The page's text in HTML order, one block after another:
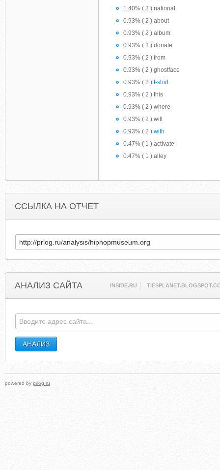
1.40% ( 3 ) national
0.93% ( 2 ) about
0.93% ( 2 ) album
0.93% ( 2 ) donate
0.93% ( 2 ) from
0.93% ( 2 ) ghostface
0.93% ( 2 ) t-shirt
0.93% ( 2 ) this
0.93% ( 2 ) where
0.93% ( 2 ) will
0.93% ( 2 ) with
0.47% ( 1 ) activate
0.47% ( 1 ) alley
ССЫЛКА НА ОТЧЕТ
АНАЛИЗ САЙТА INSIDE.RU
powered by prlog.ru